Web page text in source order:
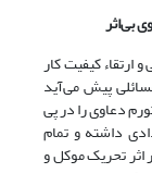
بی‌اثر
کیفیت کار
پیش می‌‌آید
دعاوی را در پی
داشته و تمام
تحریک موکل و